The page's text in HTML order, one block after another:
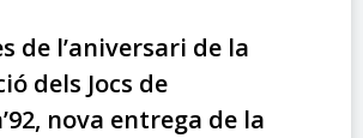
de l’aniversari de la
dels Jocs de
nova entrega de la